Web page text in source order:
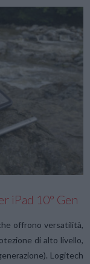
iPad 10° Gen
offrono versatilità,
di alto livello,
Logitech